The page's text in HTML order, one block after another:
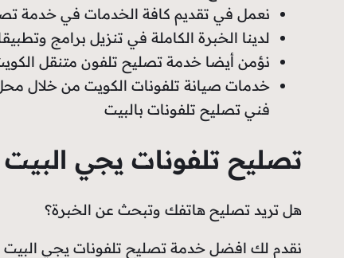
نعمل في تقديم كافة الخدمات في خدمة
لدينا الخبرة الكاملة في تنزيل برامج
نؤمن أيضا خدمة تصليح تلفون متنقل
خدمات صيانة تلفونات الكويت من خلال
فني تصليح تلفونات بالبيت
تصليح تلفونات يجي البيت
هل تريد تصليح هاتفك وتبحث عن الخبرة؟
نقدم لك افضل خدمة تصليح تلفونات يجي